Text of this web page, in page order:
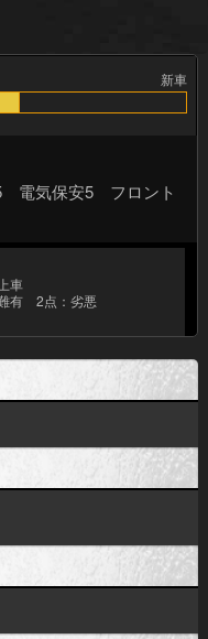
新車
電気保安5 フロント
車
有 2点：劣悪